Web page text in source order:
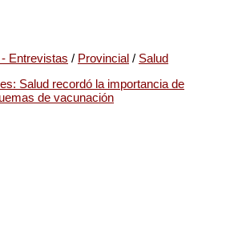
Entrevistas / Provincial / Salud
Salud recordó la importancia de
de vacunación